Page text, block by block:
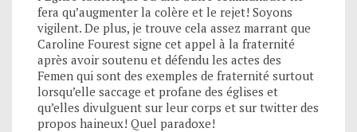
fera qu’augmenter la colère et le rejet! Soyons
vigilent. De plus, je trouve cela assez marrant que
Caroline Fourest signe cet appel à la fraternité
après avoir soutenu et défendu les actes des
Femen qui sont des exemples de fraternité surtout
lorsqu’elle saccage et profane des églises et
qu’elles divulguent sur leur corps et sur twitter des
propos haineux! Quel paradoxe!